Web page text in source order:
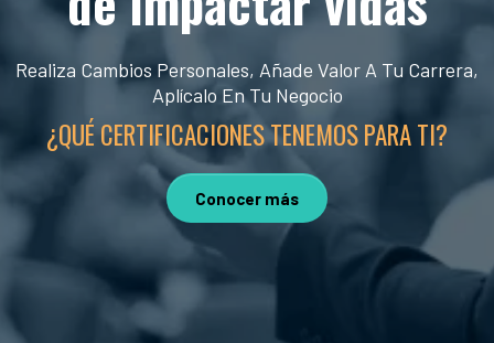
Realiza Cambios Personales, Añade Valor A Tu Carrera,
Aplícalo En Tu Negocio
¿QUÉ CERTIFICACIONES TENEMOS PARA TI?
Conocer más